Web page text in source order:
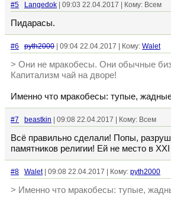
#5 Langedok | 09:03 22.04.2017 | Кому: Всем
Пидарасы.
#6 pyth2000 | 09:04 22.04.2017 | Кому: Walet
> Они не мракобесы. Они обычные
Капитализм чай на дворе!
Именно что мракобесы: тупые,
#7 beastkin | 09:08 22.04.2017 | Кому: Всем
Всё правильно сделали! Попы,
памятников религии! Ей не место в XXI
#8 Walet| 09:08 22.04.2017 | Кому: pyth2000
> Именно что мракобесы: тупые,